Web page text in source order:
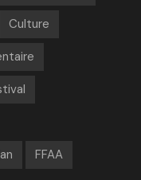
Culture
FFAA